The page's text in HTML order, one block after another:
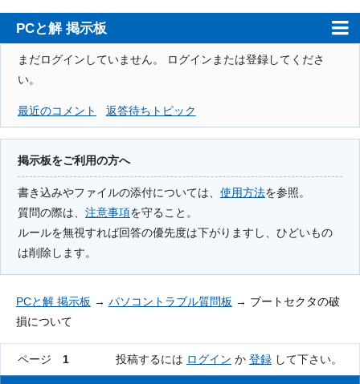
PCと解 掲示板
ホーム
注意事項
使用方法
検索
登録
ログイン
まだログインしていません。
ログインまたは登録してくださ
い。
最近のコメント 返答待ちトピック
掲示板をご利用の方へ
書き込みやファイルの添付については、 使用方法を参照。
質問の際は、 注意事項を守ること。
ルールを無視すれば回答の優先度は下がりますし、ひどいもの
は削除します。
PCと解 掲示板 → パソコントラブル質問板 → ブートセクタの破
損について
ページ 1 投稿するには ログイン か 登録 して下さい。